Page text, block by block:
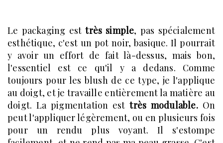
Le packaging est très simple, pas spécialement
esthétique, c'est un pot noir, basique. Il pourrait
y avoir un effort de fait là-dessus, mais bon,
l'essentiel est ce qu'il y a dedans. Comme
toujours pour les blush de ce type, je l'applique
au doigt, et je travaille entièrement la matière au
doigt. La pigmentation esttrès modulable.On
peut l'appliquer légèrement, ou en plusieurs fois
pour un rendu plus voyant. Il s'estompe